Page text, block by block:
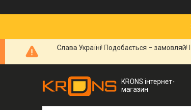
Слава Україні! Подобається –
KRONS інтернет-
магазин